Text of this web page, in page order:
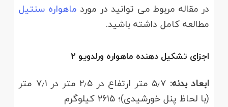
در مقاله مربوط می توانید در مورد ماهواره سنتیل
مطالعه کامل داشته باشید.
اجزای تشکیل دهنده ماهواره ورلدویو
ابعاد بدنه:
۵٫۷ متر ارتفاع در ۲٫۵ متر در ۷٫۱ متر
(با لحاظ پنل خورشیدی)؛ ۲۶۱۵ کیلوگرم